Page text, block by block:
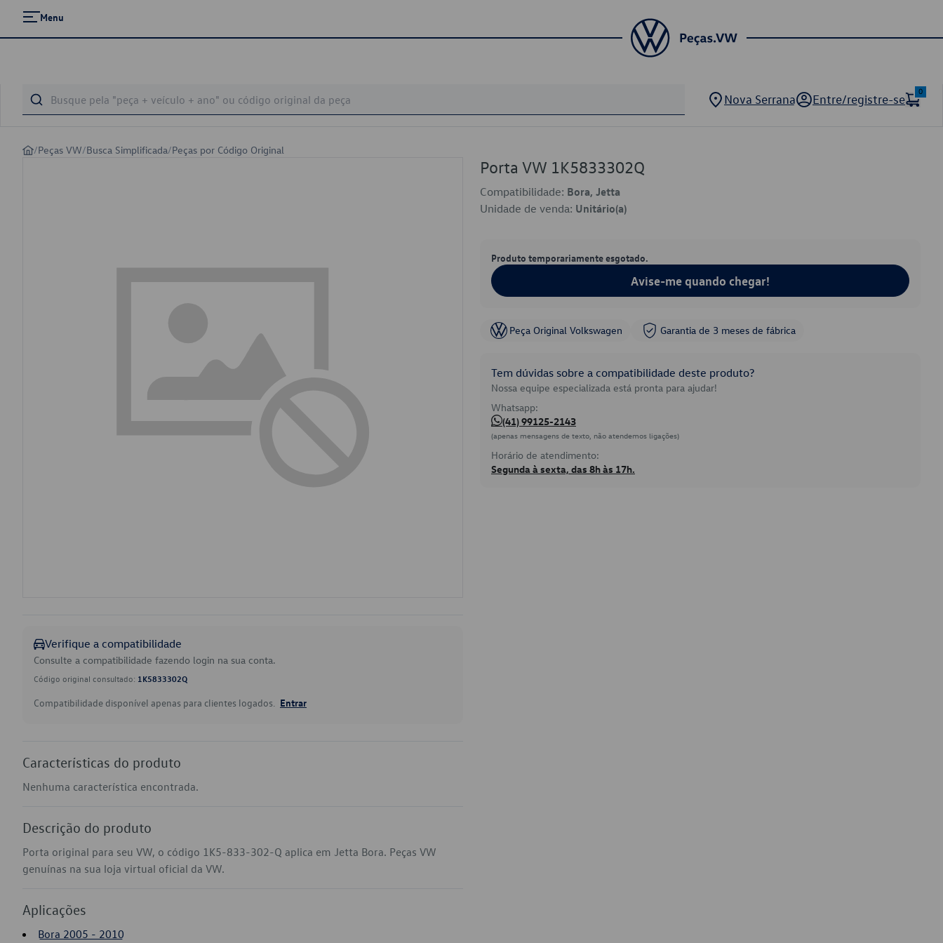
Menu
Nova Serrana Entre/registre-se
0
/Peças VW/Busca Simplificada/Peças por Código Original
Verifique a compatibilidade
Consulte a compatibilidade fazendo login na sua conta.
Código original consultado: 1K5833302Q
Compatibilidade disponível apenas para clientes logados. Entrar
Características do produto
Nenhuma característica encontrada.
Descrição do produto
Porta original para seu VW, o código 1K5-833-302-Q aplica em Jetta Bora. Peças VW
genuínas na sua loja virtual oficial da VW.
Aplicações
Bora 2005 - 2010
Porta VW 1K5833302Q
Compatibilidade: Bora, Jetta
Unidade de venda: Unitário(a)
Produto temporariamente esgotado.
Avise-me quando chegar!
Peça Original Volkswagen Garantia de 3 meses de fábrica
Tem dúvidas sobre a compatibilidade deste produto?
Nossa equipe especializada está pronta para ajudar!
Whatsapp:
(41) 99125-2143
(apenas mensagens de texto, não atendemos ligações)
Horário de atendimento:
Segunda à sexta, das 8h às 17h.